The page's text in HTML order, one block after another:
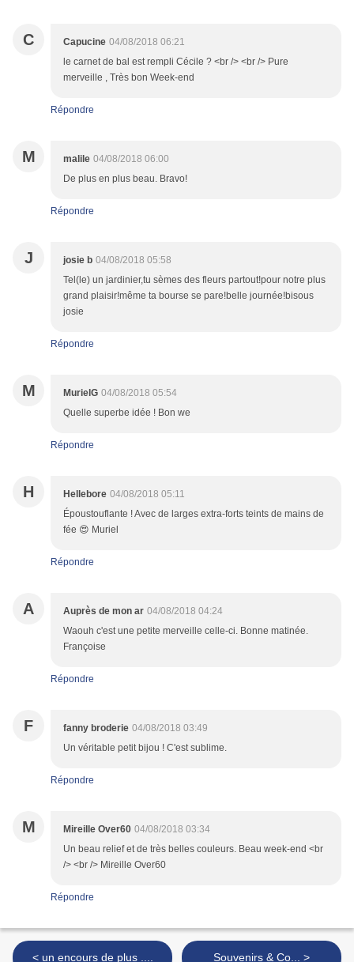
C Capucine 04/08/2018 06:21
le carnet de bal est rempli Cécile ? <br /> <br /> Pure
merveille , Très bon Week-end
Répondre
M malile 04/08/2018 06:00
De plus en plus beau. Bravo!
Répondre
J josie b 04/08/2018 05:58
Tel(le) un jardinier,tu sèmes des fleurs partout!pour notre plus
grand plaisir!même ta bourse se pare!belle journée!bisous
josie
Répondre
M MurielG 04/08/2018 05:54
Quelle superbe idée ! Bon we
Répondre
H Hellebore 04/08/2018 05:11
Époustouflante ! Avec de larges extra-forts teints de mains de
fée 😍 Muriel
Répondre
A Auprès de mon ar 04/08/2018 04:24
Waouh c'est une petite merveille celle-ci. Bonne matinée.
Françoise
Répondre
F fanny broderie 04/08/2018 03:49
Un véritable petit bijou ! C'est sublime.
Répondre
M Mireille Over60 04/08/2018 03:34
Un beau relief et de très belles couleurs. Beau week-end <br
/> <br /> Mireille Over60
Répondre
< un encours de plus .... Souvenirs & Co... >